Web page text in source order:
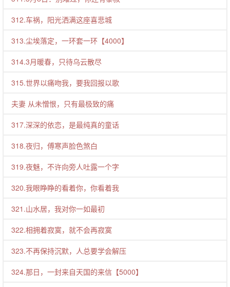
312.车祸，阳光洒满这座喜悲城
313.尘埃落定，一环套一环【4000】
314.3月暖春，只待乌云散尽
315.世界以痛吻我，要我回报以歌
夫妻 从未憎恨，只有最极致的痛
317.深深的依恋，是最纯真的童话
318.夜归，傅寒声脸色煞白
319.夜魅，不许向旁人吐露一个字
320.我眼睁睁的看着你，你看着我
321.山水居，我对你一如最初
322.相拥着寂寞，就不会再寂寞
323.不再保持沉默，人总要学会解压
324.那日，一封来自天国的来信【5000】